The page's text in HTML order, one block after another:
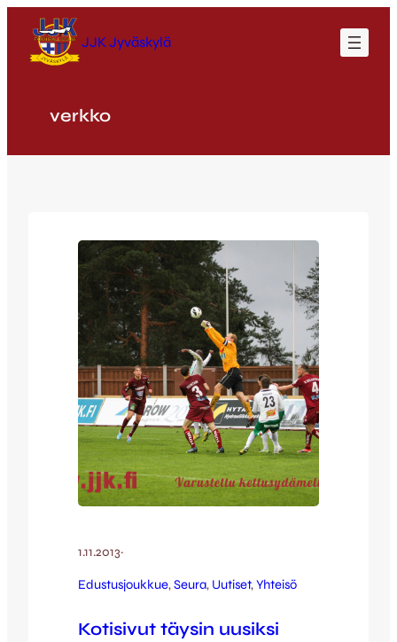
sisältöön
JJK Jyväskylä
verkko
1.11.2013·
Edustusjoukkue, Seura, Uutiset, Yhteisö
Kotisivut täysin uusiksi